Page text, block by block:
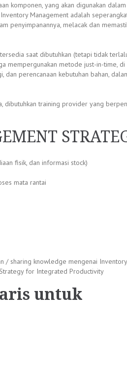
komponen, yang akan digunakan
Management adalah
penyimpanannya, melacak dan
saat dibutuhkan (tetapi tidak
mempergunakan metode just-in-time, di
perencanaan kebutuhan bahan,
dibutuhkan training provider yang
fisik, dan informasi stock)
mata rantai
/ sharing knowledge mengenai
for Integrated Productivity
untuk